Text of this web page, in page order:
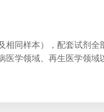
相同样本），配套试剂全
学领域、再生医学领域